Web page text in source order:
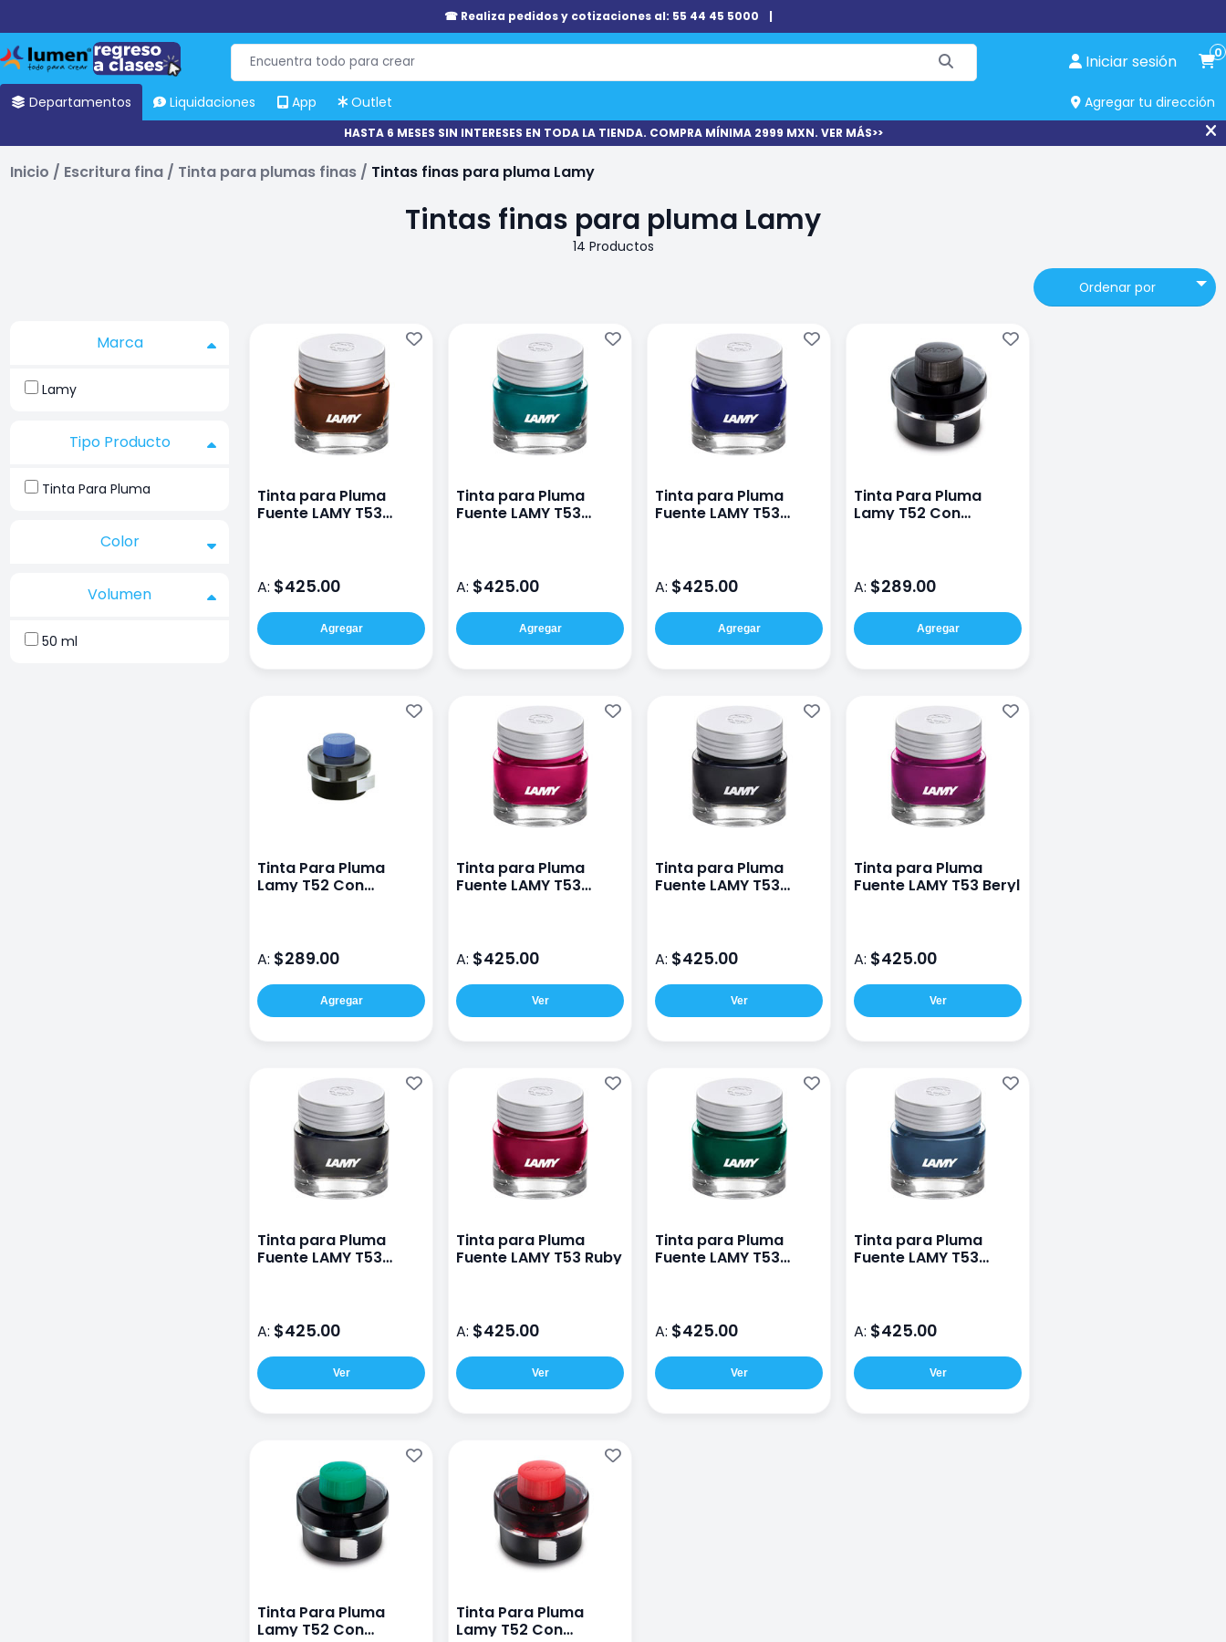
☎ Realiza pedidos y cotizaciones al: 55 44 45 5000 |
Iniciar sesión 0
Departamentos Liquidaciones App Outlet Agregar tu dirección
HASTA 6 MESES SIN INTERESES EN TODA LA TIENDA. COMPRA MÍNIMA 2999 MXN. VER MÁS>>
Inicio / Escritura fina / Tinta para plumas finas / Tintas finas para pluma Lamy
Tintas finas para pluma Lamy
14 Productos
Ordenar por
Marca
Lamy
Tipo Producto
Tinta Para Pluma
Color
Volumen
50 ml
Tinta para Pluma
Fuente LAMY T53
A: $425.00
Agregar
Tinta para Pluma
Fuente LAMY T53
A: $425.00
Agregar
Tinta para Pluma
Fuente LAMY T53
A: $425.00
Agregar
Tinta Para Pluma
Lamy T52 Con
A: $289.00
Agregar
Tinta Para Pluma
Lamy T52 Con
A: $289.00
Agregar
Tinta para Pluma
Fuente LAMY T53
A: $425.00
Ver
Tinta para Pluma
Fuente LAMY T53
A: $425.00
Ver
Tinta para Pluma
Fuente LAMY T53 Beryl
A: $425.00
Ver
Tinta para Pluma
Fuente LAMY T53
A: $425.00
Ver
Tinta para Pluma
Fuente LAMY T53 Ruby
A: $425.00
Ver
Tinta para Pluma
Fuente LAMY T53
A: $425.00
Ver
Tinta para Pluma
Fuente LAMY T53
A: $425.00
Ver
Tinta Para Pluma
Lamy T52 Con
Tinta Para Pluma
Lamy T52 Con